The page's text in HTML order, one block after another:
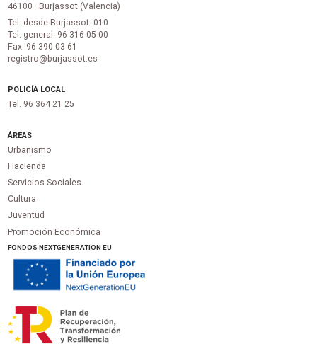
46100 · Burjassot (Valencia)
Tel. desde Burjassot: 010
Tel. general: 96 316 05 00
Fax. 96 390 03 61
registro@burjassot.es
POLICÍA LOCAL
Tel. 96 364 21 25
ÁREAS
Urbanismo
Hacienda
Servicios Sociales
Cultura
Juventud
Promoción Económica
FONDOS NEXTGENERATION EU